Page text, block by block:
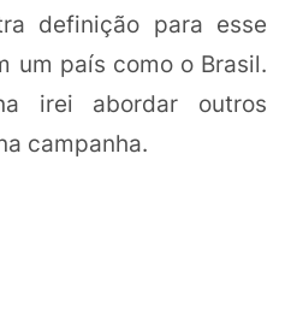
definição para esse
um país como o Brasil.
irei abordar outros
campanha.